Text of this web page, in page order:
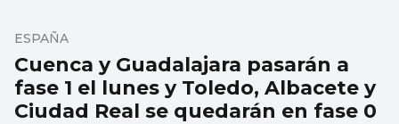
Cuenca y Guadalajara pasarán a
fase 1 el lunes y Toledo, Albacete y
Ciudad Real se quedarán en fase 0
ESPAÑA